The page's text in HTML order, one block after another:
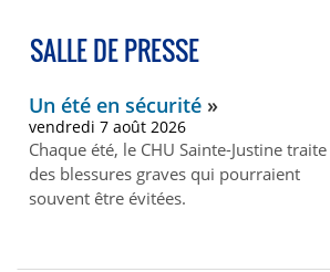
SALLE DE PRESSE
Un été en sécurité
vendredi 7 août 2026
Chaque été, le CHU Sainte-Justine traite
des blessures graves qui pourraient
souvent être évitées.